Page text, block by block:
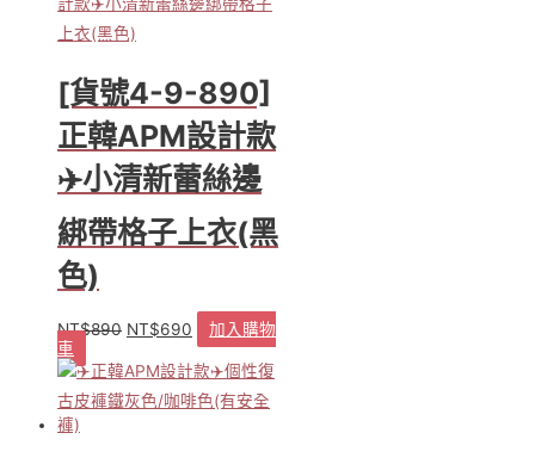
[貨號4-9-890]
正韓APM設計款
✈️小清新蕾絲邊
綁帶格子上衣(黑
色)
NT$890 原
價
格：
NT$690
價
格：
加入購物
車